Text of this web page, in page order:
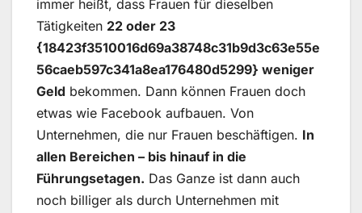
immer heißt, dass Frauen für dieselben
Tätigkeiten 22 oder 23
{18423f3510016d69a38748c31b9d3c63e55e
56caeb597c341a8ea176480d5299} weniger
Geld bekommen. Dann können Frauen doch
etwas wie Facebook aufbauen. Von
Unternehmen, die nur Frauen beschäftigen. In
allen Bereichen – bis hinauf in die
Führungsetagen. Das Ganze ist dann auch
noch billiger als durch Unternehmen mit